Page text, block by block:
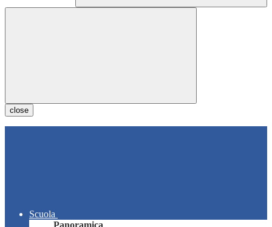
close
Scuola